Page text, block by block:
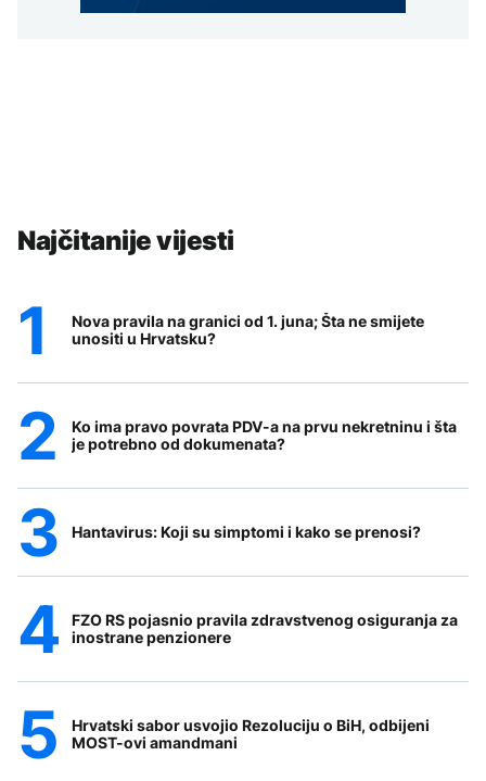
Najčitanije vijesti
Nova pravila na granici od 1. juna; Šta ne smijete
unositi u Hrvatsku?
Ko ima pravo povrata PDV-a na prvu nekretninu i šta
je potrebno od dokumenata?
Hantavirus: Koji su simptomi i kako se prenosi?
FZO RS pojasnio pravila zdravstvenog osiguranja za
inostrane penzionere
Hrvatski sabor usvojio Rezoluciju o BiH, odbijeni
MOST-ovi amandmani